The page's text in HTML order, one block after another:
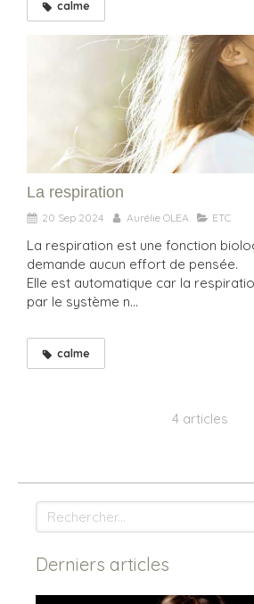
calme
La respiration
20 Sep 2024 Aurélie OLEA ETC
La respiration est une fonction
demande aucun effort de pensée.
Elle est automatique car la
par le système n...
calme
4 articles
Rechercher
Derniers articles